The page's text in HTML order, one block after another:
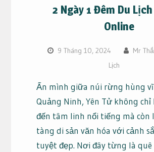
2 Ngày 1 Đêm Du
Online
9 Tháng 10, 2024 Mr
Lịch
Ẩn mình giữa núi rừng hùng
Quảng Ninh, Yên Tử không
đến tâm linh nổi tiếng mà còn
tàng di sản văn hóa với cảnh
tuyệt đẹp. Nơi đây từng là quê